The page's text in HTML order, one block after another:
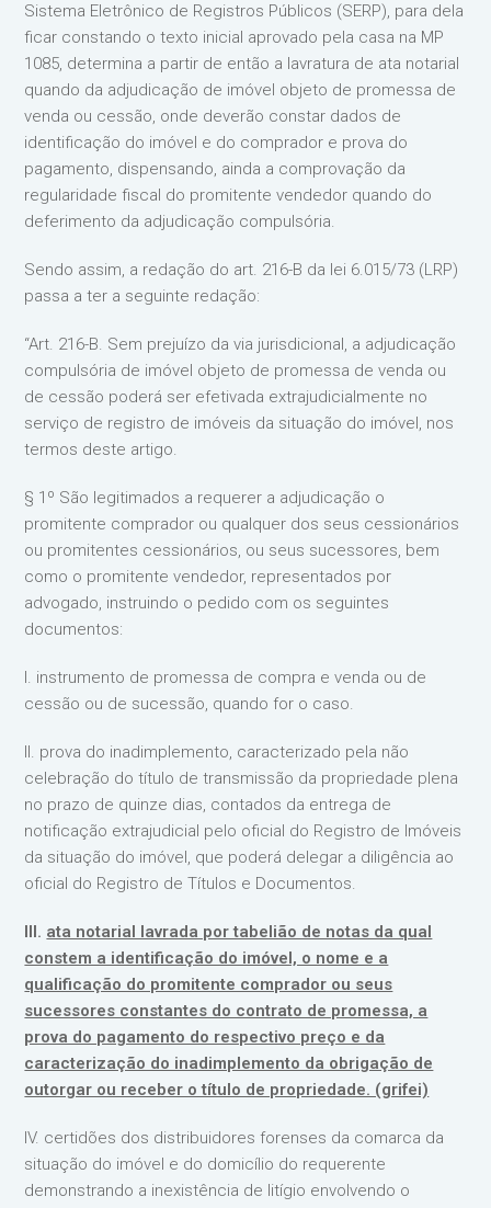
Sistema Eletrônico de Registros Públicos (SERP), para dela
ficar constando o texto inicial aprovado pela casa na MP
1085, determina a partir de então a lavratura de ata notarial
quando da adjudicação de imóvel objeto de promessa de
venda ou cessão, onde deverão constar dados de
identificação do imóvel e do comprador e prova do
pagamento, dispensando, ainda a comprovação da
regularidade fiscal do promitente vendedor quando do
deferimento da adjudicação compulsória.
Sendo assim, a redação do art. 216-B da lei 6.015/73 (LRP)
passa a ter a seguinte redação:
“Art. 216-B. Sem prejuízo da via jurisdicional, a adjudicação
compulsória de imóvel objeto de promessa de venda ou
de cessão poderá ser efetivada extrajudicialmente no
serviço de registro de imóveis da situação do imóvel, nos
termos deste artigo.
§ 1º São legitimados a requerer a adjudicação o
promitente comprador ou qualquer dos seus cessionários
ou promitentes cessionários, ou seus sucessores, bem
como o promitente vendedor, representados por
advogado, instruindo o pedido com os seguintes
documentos:
I. instrumento de promessa de compra e venda ou de
cessão ou de sucessão, quando for o caso.
II. prova do inadimplemento, caracterizado pela não
celebração do título de transmissão da propriedade plena
no prazo de quinze dias, contados da entrega de
notificação extrajudicial pelo oficial do Registro de Imóveis
da situação do imóvel, que poderá delegar a diligência ao
oficial do Registro de Títulos e Documentos.
III. ata notarial lavrada por tabelião de notas da qual
constem a identificação do imóvel, o nome e a
qualificação do promitente comprador ou seus
sucessores constantes do contrato de promessa, a
prova do pagamento do respectivo preço e da
caracterização do inadimplemento da obrigação de
outorgar ou receber o título de propriedade. (grifei)
IV. certidões dos distribuidores forenses da comarca da
situação do imóvel e do domicílio do requerente
demonstrando a inexistência de litígio envolvendo o